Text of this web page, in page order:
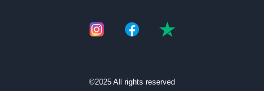
©2025 All rights reserved